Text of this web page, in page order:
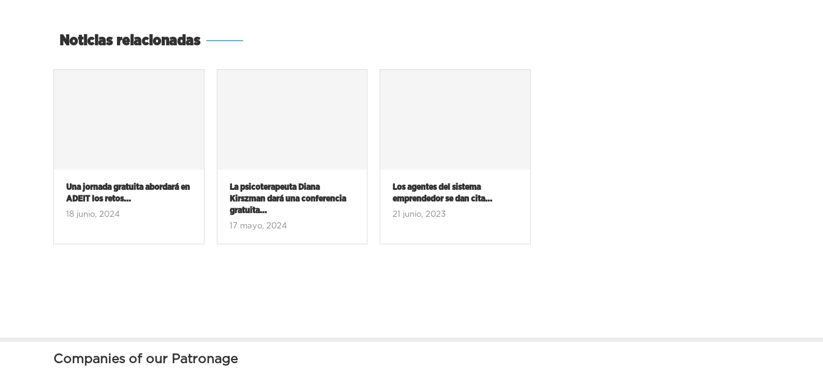
Noticias relacionadas
La psicoterapeuta Diana
Kirszman dará una conferencia
gratuita...
Los agentes del sistema
emprendedor se dan cita...
21 junio, 2023
Una jornada analizará cómo
innovan las grandes
corporaciones...
Companies of our Patronage